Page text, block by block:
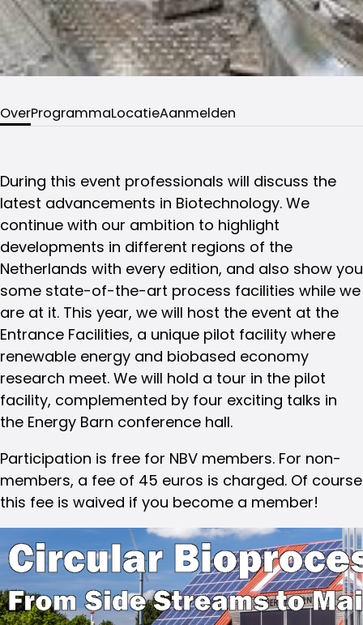
OverProgrammaLocatieAanmelden
During this event professionals will discuss the
latest advancements in Biotechnology. We
continue with our ambition to highlight
developments in different regions of the
Netherlands with every edition, and also show you
some state-of-the-art process facilities while we
are at it. This year, we will host the event at the
Entrance Facilities, a unique pilot facility where
renewable energy and biobased economy
research meet. We will hold a tour in the pilot
facility, complemented by four exciting talks in
the Energy Barn conference hall.
Participation is free for NBV members. For non-
members, a fee of 45 euros is charged. Of course
this fee is waived if you become a member!